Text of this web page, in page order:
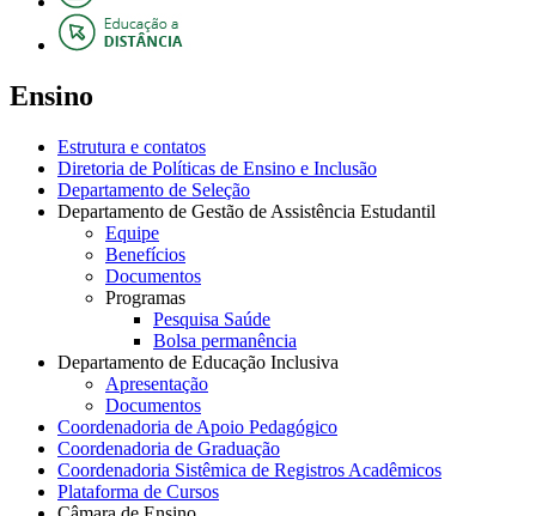
Ensino
Estrutura e contatos
Diretoria de Políticas de Ensino e Inclusão
Departamento de Seleção
Departamento de Gestão de Assistência Estudantil
Equipe
Benefícios
Documentos
Programas
Pesquisa Saúde
Bolsa permanência
Departamento de Educação Inclusiva
Apresentação
Documentos
Coordenadoria de Apoio Pedagógico
Coordenadoria de Graduação
Coordenadoria Sistêmica de Registros Acadêmicos
Plataforma de Cursos